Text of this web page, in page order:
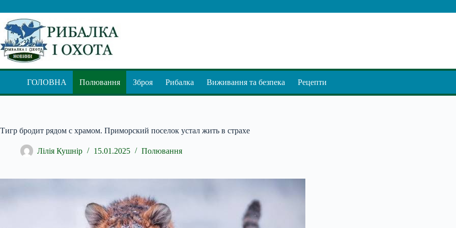
до
вмісту
ГОЛОВНА Полювання Зброя Рибалка Виживання та безпека Рецепти
Тигр бродит рядом с храмом. Приморский поселок устал жить в страхе
Лілія Кушнір 15.01.2025 Полювання